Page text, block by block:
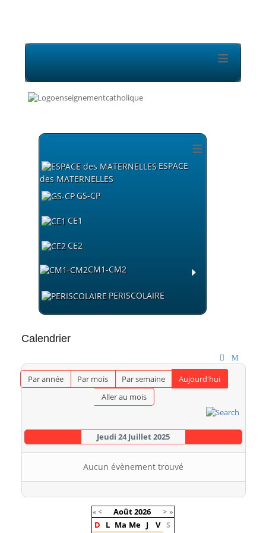
≡
≡
ESPACE
des MATERNELLES
GS-CP
CE1
CE2
CM1-CM2
PERISCOLAIRE
Calendrier
Par année Par mois Par semaine
Aujourd'hui
Aller au mois
Jeudi 24 Juillet 2025
Aucun évènement trouvé
«< Août2026 > »
D
L Ma Me J V S